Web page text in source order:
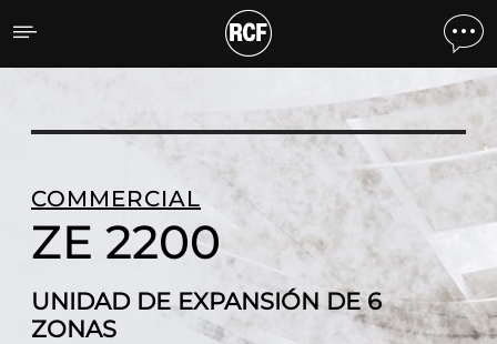
ZE 2200 UNIDAD DE
COMMERCIAL
ZE 2200
UNIDAD DE EXPANSIÓN DE 6
ZONAS